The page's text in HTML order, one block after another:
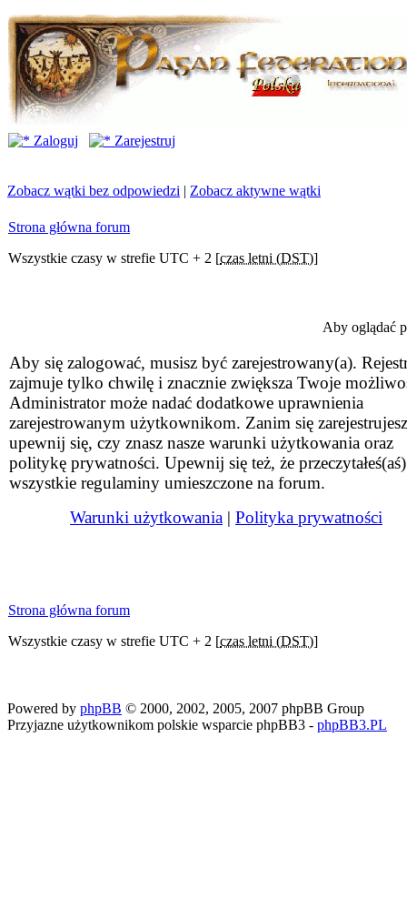
Zaloguj Zarejestruj
Zobacz wątki bez odpowiedzi | Zobacz aktywne wątki
Strona główna forum
Wszystkie czasy w strefie UTC + 2 [czas letni (DST)]
Aby oglądać
Aby się zalogować, musisz być zarejestrowany(a).
zajmuje tylko chwilę i znacznie zwiększa Twoje
Administrator może nadać dodatkowe uprawnienia
zarejestrowanym użytkownikom. Zanim się
upewnij się, czy znasz nasze warunki użytkowania oraz
politykę prywatności. Upewnij się też, że przeczytałeś(aś)
wszystkie regulaminy umieszczone na forum.
Warunki użytkowania | Polityka prywatności
Strona główna forum
Wszystkie czasy w strefie UTC + 2 [czas letni (DST)]
Powered by phpBB © 2000, 2002, 2005, 2007 phpBB Group
Przyjazne użytkownikom polskie wsparcie phpBB3 - phpBB3.PL